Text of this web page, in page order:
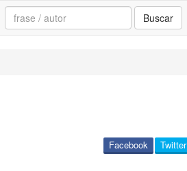
Search: Buscar
Twitter
Facebook